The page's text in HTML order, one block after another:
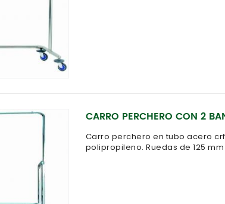
CARRO PERCHERO CON 2
Carro perchero en tubo acero
polipropileno. Ruedas de 125 mm